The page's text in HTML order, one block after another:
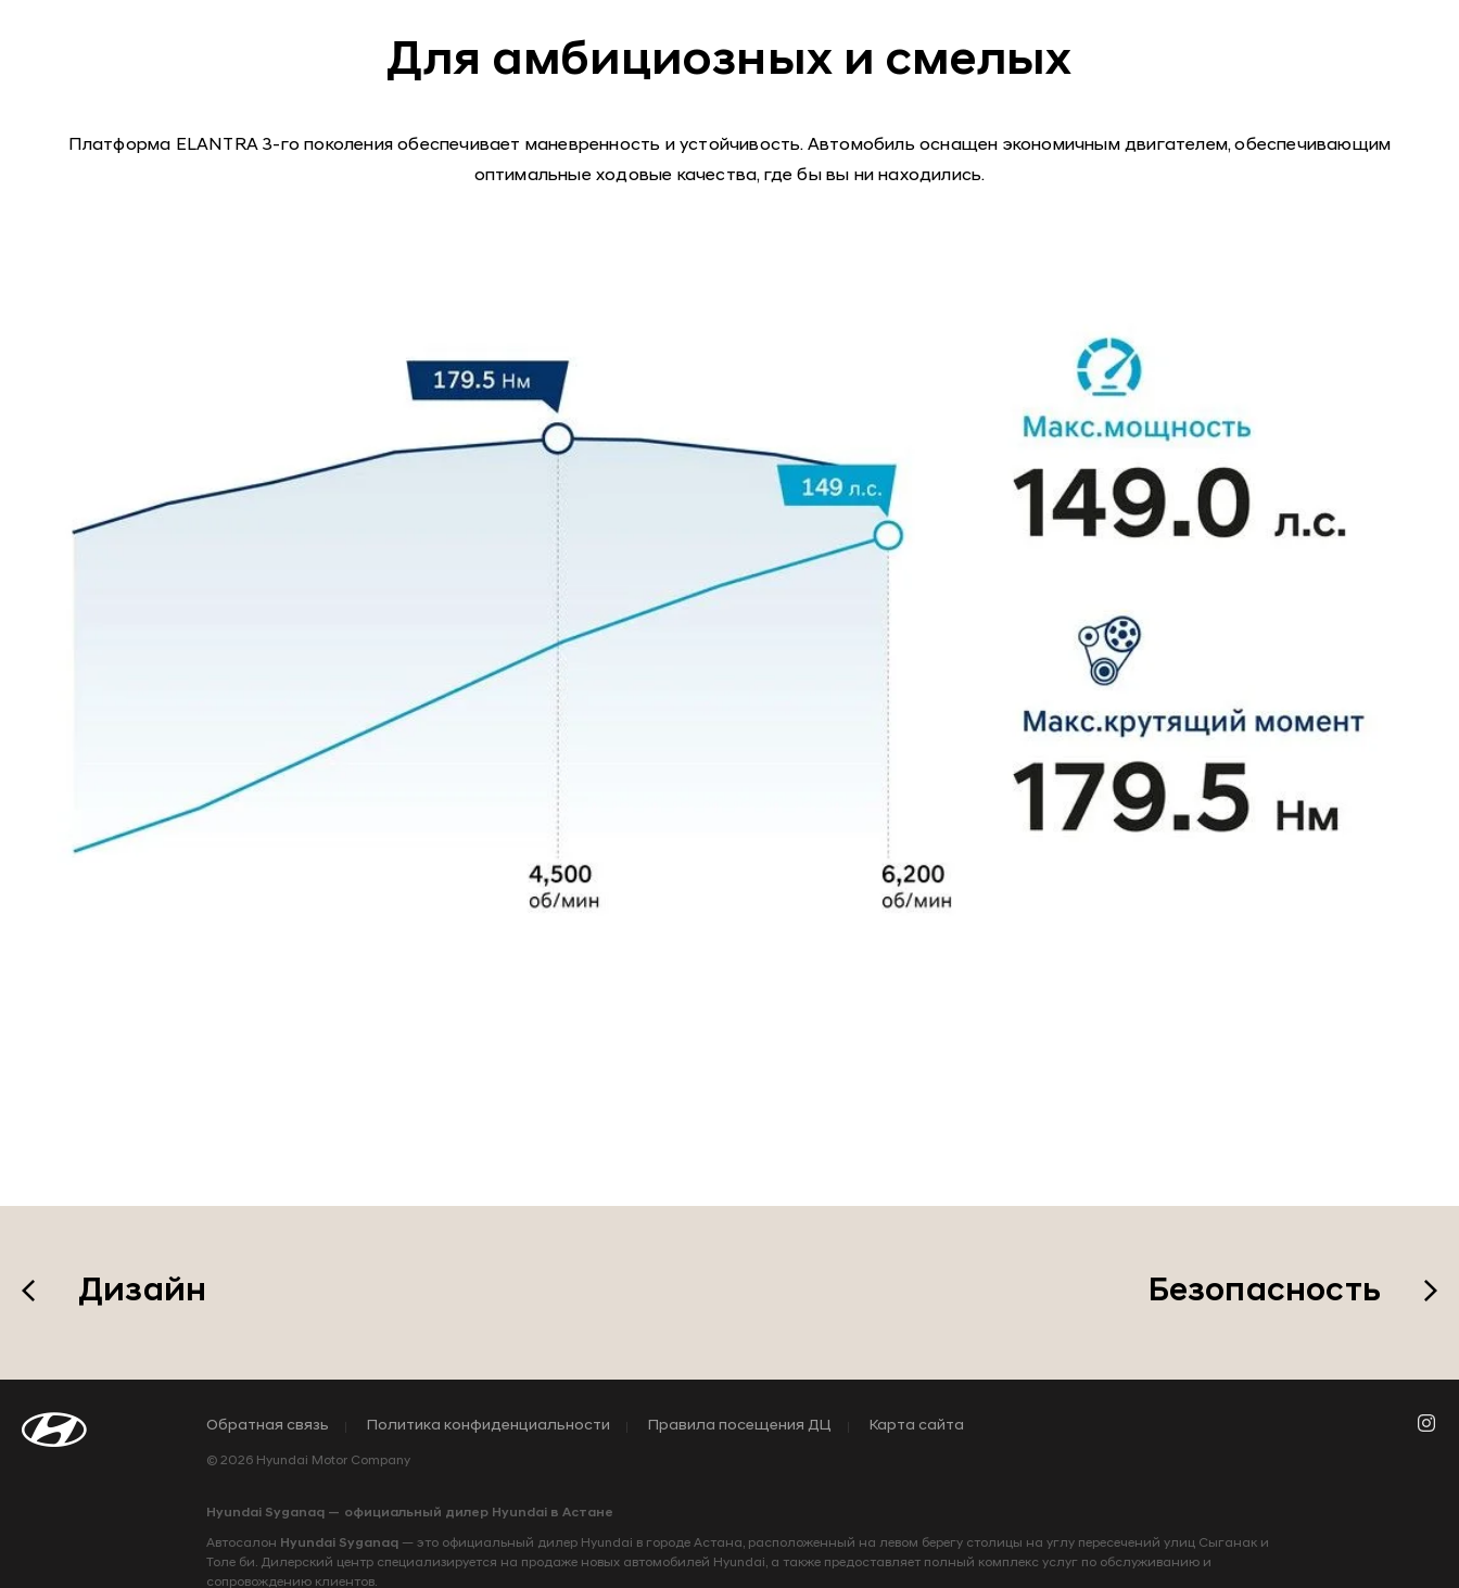
Для амбициозных и смелых
Платформа ELANTRA 3-го поколения обеспечивает маневренность и устойчивость. Автомобиль оснащен экономичным двигателем, обеспечивающим
оптимальные ходовые качества, где бы вы ни находились.
Дизайн Безопасность
Обратная связь Политика конфиденциальности Правила посещения ДЦ Карта сайта
© 2026 Hyundai Motor Company
Hyundai Syganaq — официальный дилер Hyundai в Астане
Автосалон Hyundai Syganaq — это официальный дилер Hyundai в городе Астана, расположенный на левом берегу столицы на углу пересечений улиц Сыганак и
Толе би. Дилерский центр специализируется на продаже новых автомобилей Hyundai, а также предоставляет полный комплекс услуг по обслуживанию и
сопровождению клиентов.